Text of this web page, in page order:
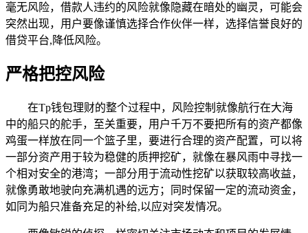
毫无风险，借款人违约的风险就像隐藏在暗处的幽灵，可能会
突然出现，用户要像谨慎选择合作伙伴一样，选择信誉良好的
借贷平台,降低风险。
严格把控风险
在Tp钱包理财的整个过程中，风险控制就像航行在大海
中的船只的舵手，至关重要，用户千万不要把所有的资产都像
鸡蛋一样放在同一个篮子里，要进行合理的资产配置，可以将
一部分资产用于较为稳健的质押挖矿，就像在暴风雨中寻找一
个相对安全的港湾；一部分用于流动性挖矿以获取较高收益，
就像勇敢地驶向充满机遇的远方；同时保留一定的流动资金，
如同为船只准备充足的补给,以应对突发情况。